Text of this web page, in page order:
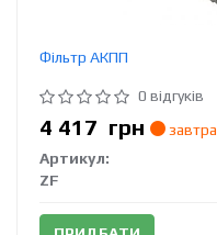
Фільтр АКПП
0 відгуків
4 417 грн
завтра
Артикул:
ZF